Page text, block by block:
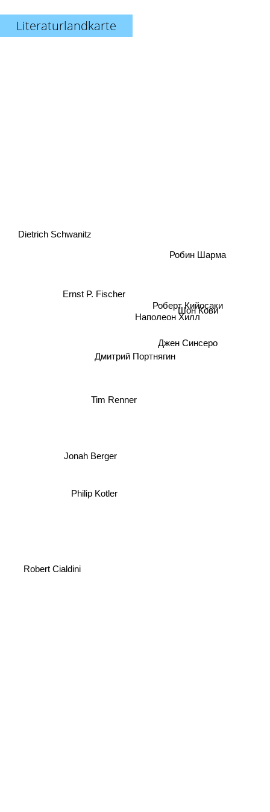
Literaturlandkarte
Дмитрий Портнягин
Наполеон Хилл
Роберт Кийосаки
Ernst P. Fischer
Джен Синсеро
Jonah Berger
Philip Kotler
Шон Кови
Робин Шарма
Dietrich Schwanitz